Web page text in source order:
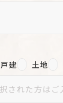
戸建 土地